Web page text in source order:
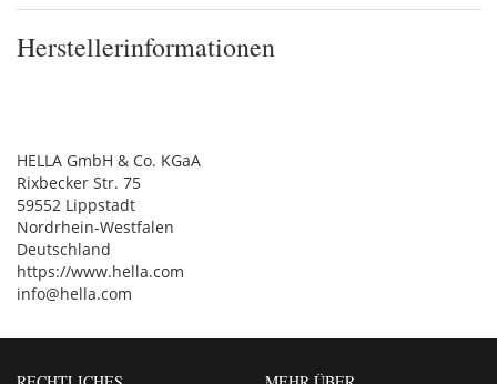
Herstellerinformationen
HELLA GmbH & Co. KGaA
Rixbecker Str. 75
59552 Lippstadt
Nordrhein-Westfalen
Deutschland
https://www.hella.com
info@hella.com